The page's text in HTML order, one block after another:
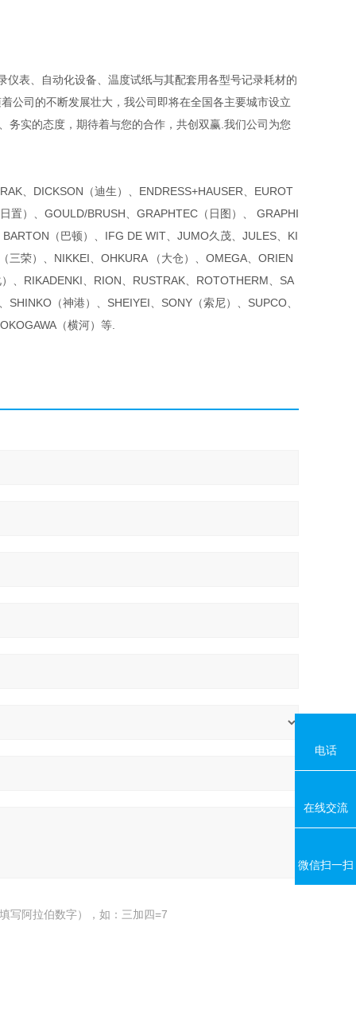
表、自动化设备、温度试纸与其配套用各型号记录耗材的
公司的不断发展壮大，我公司即将在全国各主要城市设立
务实的态度，期待着与您的合作，共创双赢.我们公司为您
、DICKSON（迪生）、ENDRESS+HAUSER、EUROT
置）、GOULD/BRUSH、GRAPHTEC（日图）、 GRAPHI
（巴顿）、IFG DE WIT、JUMO久茂、JULES、KI
荣）、NIKKEI、OHKURA （大仓）、OMEGA、ORIEN
、RIKADENKI、RION、RUSTRAK、ROTOTHERM、SA
（神港）、SHEIYEI、SONY（索尼）、SUPCO、
（横河）等.
写阿拉伯数字），如：三加四=7
电话
在线交流
微信扫一扫